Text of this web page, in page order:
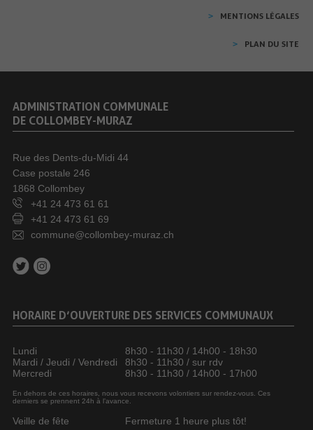
MENTIONS LÉGALES
PLAN DU SITE
ADMINISTRATION COMMUNALE
DE COLLOMBEY-MURAZ
Rue des Dents-du-Midi 44
Case postale 246
1868 Collombey
+41 24 473 61 61
+41 24 473 61 69
commune@collombey-muraz.ch
HORAIRE D’OUVERTURE DES SERVICES COMMUNAUX
Lundi
8h30 - 11h30 / 14h00 - 18h30
Mardi / Jeudi / Vendredi
8h30 - 11h30 / sur rdv
Mercredi
8h30 - 11h30 / 14h00 - 17h00
En dehors de ces horaires, nous vous recevons volontiers sur rendez-vous. Ces
derniers se prennent 24h à l’avance.
Veille de fête Fermeture 1 heure plus tôt!